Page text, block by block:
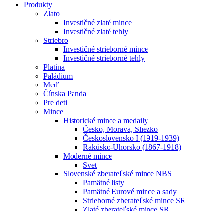
Produkty
Zlato
Investičné zlaté mince
Investičné zlaté tehly
Striebro
Investičné strieborné mince
Investičné strieborné tehly
Platina
Paládium
Meď
Čínska Panda
Pre deti
Mince
Historické mince a medaily
Česko, Morava, Sliezko
Československo I (1919-1939)
Rakúsko-Uhorsko (1867-1918)
Moderné mince
Svet
Slovenské zberateľské mince NBS
Pamätné listy
Pamätné Eurové mince a sady
Strieborné zberateľské mince SR
Zlaté zberateľské mince SR